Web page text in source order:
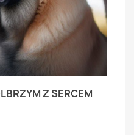
Z SERCEM